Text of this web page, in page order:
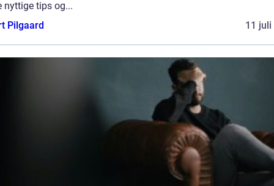
nyttige tips og...
Pilgaard
11 juli